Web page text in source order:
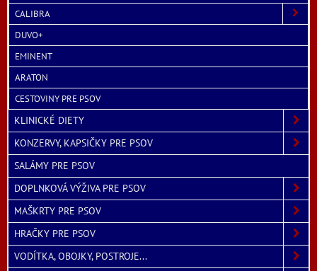
CALIBRA
DUVO+
EMINENT
ARATON
CESTOVINY PRE PSOV
KLINICKÉ DIETY
KONZERVY, KAPSIČKY PRE PSOV
SALÁMY PRE PSOV
DOPLNKOVÁ VÝŽIVA PRE PSOV
MAŠKRTY PRE PSOV
HRAČKY PRE PSOV
VODÍTKA, OBOJKY, POSTROJE...